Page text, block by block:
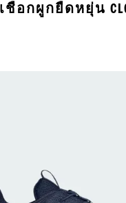
อกผูกยืดหยุ่น